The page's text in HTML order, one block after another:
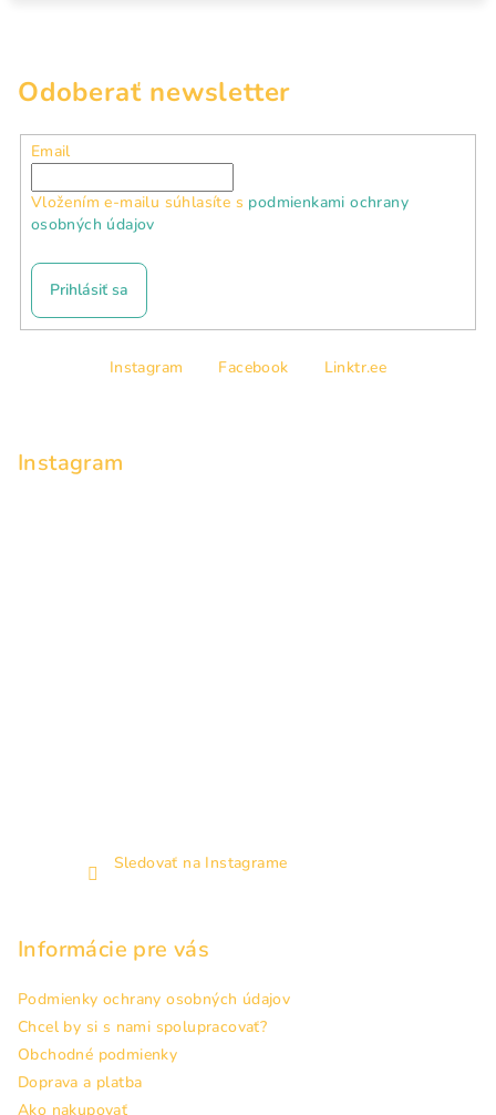
Odoberať newsletter
Email
Vložením e-mailu súhlasíte s podmienkami ochrany
osobných údajov
Prihlásiť sa
Instagram Facebook Linktr.ee
Instagram
Sledovať na Instagrame
Informácie pre vás
Podmienky ochrany osobných údajov
Chcel by si s nami spolupracovať?
Obchodné podmienky
Doprava a platba
Ako nakupovať